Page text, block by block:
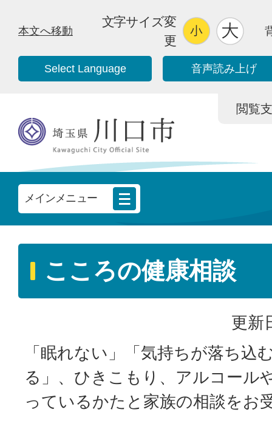
本文へ移動
文字サイズ変
更
Select Language 音声読み上げ
閲覧
メインメニュー
こころの健康相談
更新
「眠れない」「気持ちが落ち込
る」、ひきこもり、アルコール
っているかたと家族の相談をお